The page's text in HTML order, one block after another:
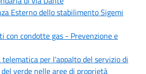
Esterno dello stabilimento Sigemi
con condotte gas - Prevenzione e
per l’appalto del servizio di
verde nelle aree di proprietà